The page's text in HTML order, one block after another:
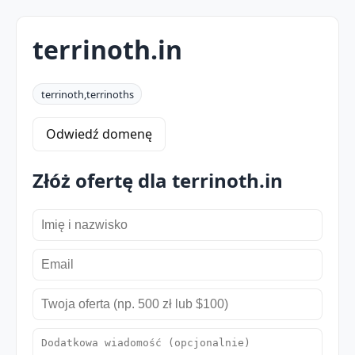
terrinoth.in
terrinoth,terrinoths
Odwiedź domenę
Złóż ofertę dla terrinoth.in